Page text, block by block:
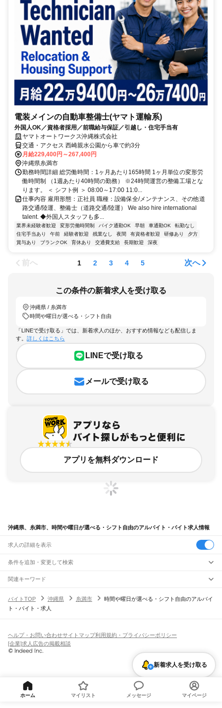
電装メインの自動車整備士(ヤマト運輸系)
外国人OK／資格者採用／前職給与保証／引越し・住宅手当有
ヤマトオートワークス沖縄株式会社
交通・アクセス 西崎親水公園から車で約3分
月給229,400円～267,400円
沖縄県糸満市
勤務時間詳細 総労働時間：1ヶ月あたり165時間 1ヶ月単位の変形労
働時間制 （1週あたり40時間の勤務） ※24時間運営の整備工場とな
ります。 ＜ シフト例 ＞ 08:00～17:00 11:0...
仕事内容 雇用形態：正社員 職種：設備保全/メンテナンス、その他道
路交通/陸運、整備士（道路交通/陸運） We also hire international
talent. ◆外国人スタッフも多...
業界未経験者歓迎 変形労働時間制 バイク通勤OK 早朝 車通勤OK
転勤なし
住宅手当あり
午前 経験者歓迎 残業なし 夜間 有資格者歓迎 研修あり
夕方
賞与あり
ブランクOK 育休あり 交通費支給 長期歓迎 深夜
前へ 1 2 3 4 5 次へ
この条件の新着求人を受け取る
沖縄県 / 糸満市
時間や曜日が選べる・シフト自由
「LINEで受け取る」では、新着求人のほか、おすすめ情報なども配信しま
す。 詳しくはこちら
LINEで受け取る
メールで受け取る
アプリを無料ダウンロード
沖縄県、糸満市、時間や曜日が選べる・シフト自由のアルバイト・バイト求人情報
求人の詳細を表示
条件を追加・変更して検索
市区町村を追加・変更
沖縄県すべて
那覇市 宜野湾市
駅を追加・変更
てだこ浦西駅
職種を追加・変更
飲食・フードサービスすべて
ホールスタッフキッチンスタッフ
パン屋（ベーカリー）
飲食店（店長・マネージャー）
営業テレフォンアポインター（テレアポ） ルートセールス
フードカウンター販売員
アパレル
家電量販店・携帯販売（携帯ショップ）
販売店（店長・マネージャー） その他販売
人気
日払いOK高校生歓迎
留学生・外国人活躍中
シフト
土日祝のみOK
平日のみOK週1日からOK 週2・3日からOK
週4日以上OK
雇用形態を追加・変更
派遣社員
業務委託
関連キーワード
沖縄県 那覇市 時間や曜日が選べる・シフト自由 在宅
沖縄県 時間や曜日が選べる・シフト自由 在宅
バイトTOP 沖縄県 糸満市
時間や曜日が選べる・シフト自由のアルバイ
ト・バイト・求人
新着求人を受け取る
ヘルプ・お問い合わせサイトマップ利用規約・プライバシーポリシー
[企業]求人広告の掲載相談
ホーム マイリスト メッセージ マイページ